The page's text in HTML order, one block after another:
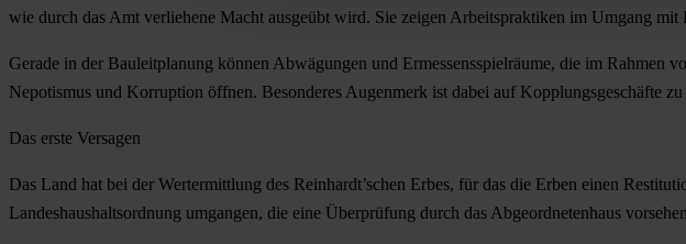
wie durch das Amt verliehene Macht ausgeübt wird. Sie zeigen Arbeitspraktiken im Umgang mit
Gerade in der Bauleitplanung können Abwägungen und Ermessensspielräume, die im Rahmen
Nepotismus und Korruption öffnen. Besonderes Augenmerk ist dabei auf Kopplungsgeschäfte
Das erste Versagen
Das Land hat bei der Wertermittlung des Reinhardt’schen Erbes, für das die Erben einen
Landeshaushaltsordnung umgangen, die eine Überprüfung durch das Abgeordnetenhaus